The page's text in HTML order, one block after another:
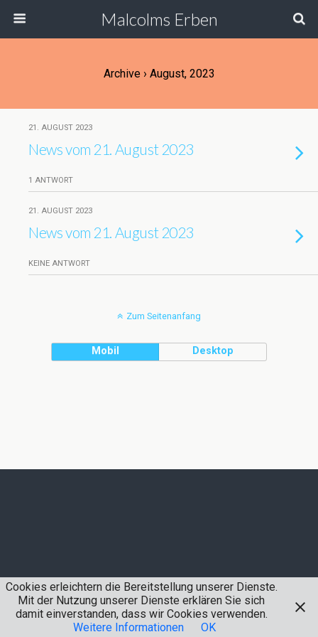
Malcolms Erben
Archive › August, 2023
21. AUGUST 2023
News vom 21. August 2023
1 ANTWORT
21. AUGUST 2023
News vom 21. August 2023
KEINE ANTWORT
Zum Seitenanfang
Mobil Desktop
Cookies erleichtern die Bereitstellung unserer Dienste.
Mit der Nutzung unserer Dienste erklären Sie sich
damit einverstanden, dass wir Cookies verwenden.
Weitere Informationen
OK